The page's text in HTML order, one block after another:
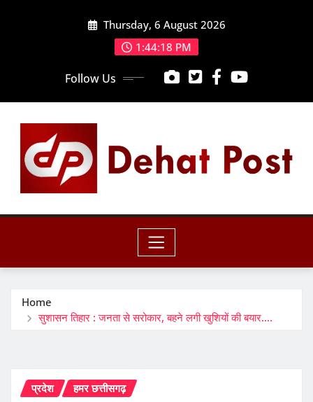
Thursday, 6 August 2026
1:44:19 PM
Follow Us
Home
सुशासन तिहार : जनता से सरोकार, बहने लगी खुशियों की बयार….
प्रदेश हमर छत्तीसगढ़